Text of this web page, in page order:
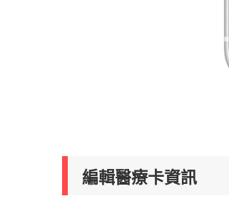
編輯醫療卡資訊